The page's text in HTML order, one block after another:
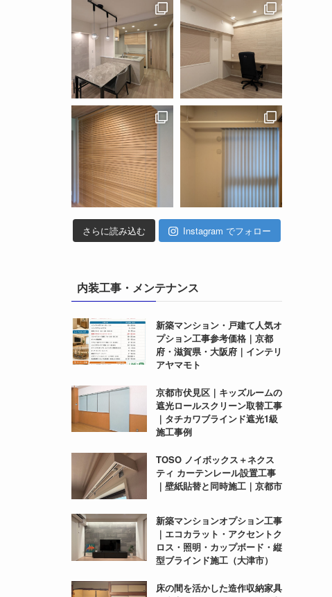
さらに読み込む Instagram でフォロー
内装工事・メンテナンス
新築マンション・戸建て人気オ
プション工事参考価格｜京都
府・滋賀県・大阪府｜インテリ
アヤマモト
京都市伏見区｜キッズルームの
遮光ロールスクリーン取替工事
｜タチカワブラインド遮光1級
施工事例
TOSO ノイボックス＋ネクス
ティ カーテンレール設置工事
｜壁紙貼替と同時施工｜京都市
新築マンションオプション工事
｜エコカラット・アクセントク
ロス・照明・カップボード・縦
型ブラインド施工（大津市）
床の間を活かした造作収納家具